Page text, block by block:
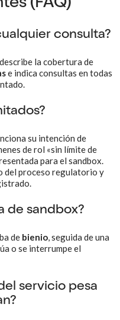
(FAQ)
consulta?
la cobertura de
e indica consultas en todas
su intención de
de rol «sin límite de
para el sandbox.
del proceso regulatorio y
de sandbox?
de bienio, seguida de una
o se interrumpe el
servicio pesa